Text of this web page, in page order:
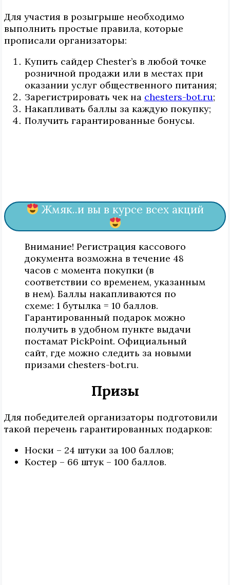
Для участия в розыгрыше необходимо
выполнить простые правила, которые
прописали организаторы:
Купить сайдер Chester’s в любой точке
розничной продажи или в местах при
оказании услуг общественного питания;
Зарегистрировать чек на chesters-bot.ru;
Накапливать баллы за каждую покупку;
Получить гарантированные бонусы.
Жмяк..и вы в курсе всех акций
Внимание! Регистрация кассового
документа возможна в течение 48
часов с момента покупки (в
соответствии со временем, указанным
в нем). Баллы накапливаются по
схеме: 1 бутылка = 10 баллов.
Гарантированный подарок можно
получить в удобном пункте выдачи
постамат PickPoint. Официальный
сайт, где можно следить за новыми
призами chesters-bot.ru.
Призы
Для победителей организаторы подготовили
такой перечень гарантированных подарков:
Носки – 24 штуки за 100 баллов;
Костер – 66 штук – 100 баллов.